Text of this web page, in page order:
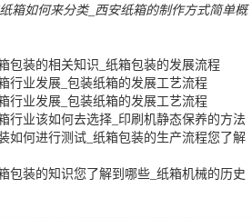
纸箱如何来分类_西安纸箱的制作方式简单概
包装的相关知识_纸箱包装的发展流程
行业发展_包装纸箱的发展工艺流程
行业发展_包装纸箱的发展工艺流程
行业该如何去选择_印刷机静态保养的方法
如何进行测试_纸箱包装的生产流程您了解
包装的知识您了解到哪些_纸箱机械的历史